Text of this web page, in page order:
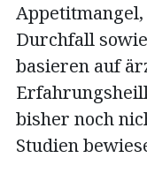
Durchfall
basieren auf
bisher noch
Studien